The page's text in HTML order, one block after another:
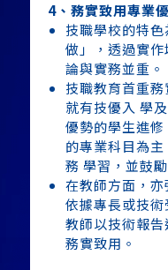
4、務實致用專業
技職學校的特
做」，透過實
論與實務並重。
技職教育首重
就有技優入 學
優勢的學生進
的專業科目為
務 學習，並鼓
在教師方面，
依據專長或技
教師以技術報
務實致用。